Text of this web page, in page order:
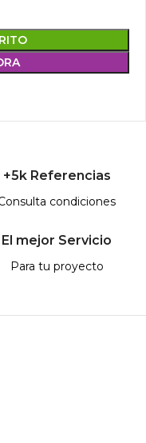
+5k Referencias
condiciones
El mejor Servicio
Para tu proyecto